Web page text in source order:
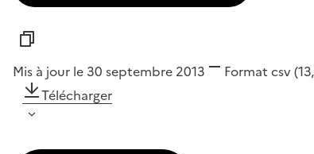
Mis à jour le 30 septembre 2013 Format csv
Télécharger